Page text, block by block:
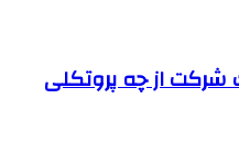
شرکت از چه پروتکلی